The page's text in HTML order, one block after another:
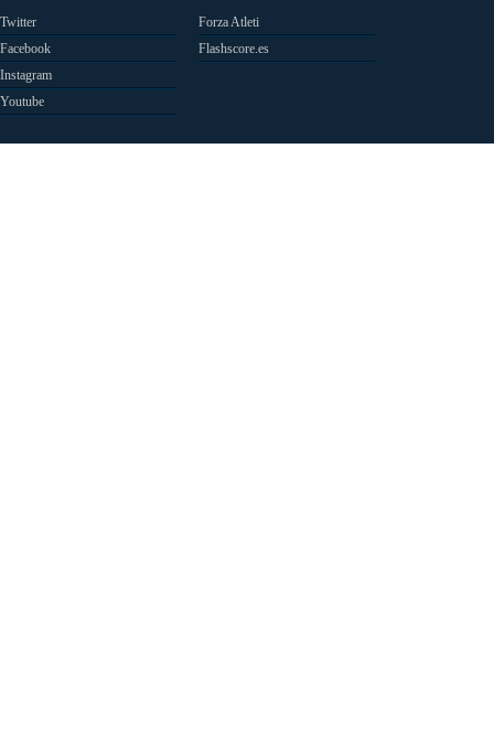
Twitter
Facebook
Instagram
Youtube
Forza Atleti
Flashscore.es